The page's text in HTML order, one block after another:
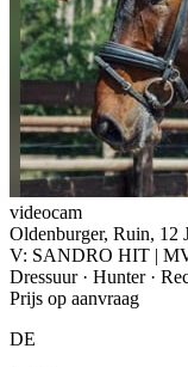
videocam
Oldenburger, Ruin, 12
V: SANDRO HIT |
Dressuur · Hunter ·
Prijs op aanvraag
DE